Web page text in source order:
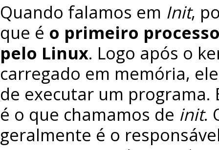
Quando falamos em Init,
que é o primeiro
pelo Linux. Logo após o
carregado em memória,
de executar um programa.
é o que chamamos de init.
geralmente é o